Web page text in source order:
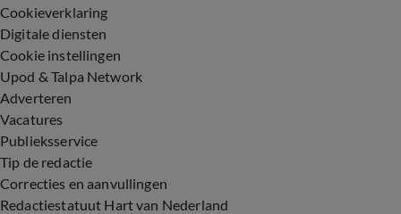
Cookieverklaring
Digitale diensten
Cookie instellingen
Upod & Talpa Network
Adverteren
Vacatures
Publieksservice
Tip de redactie
Correcties en aanvullingen
Redactiestatuut Hart van Nederland